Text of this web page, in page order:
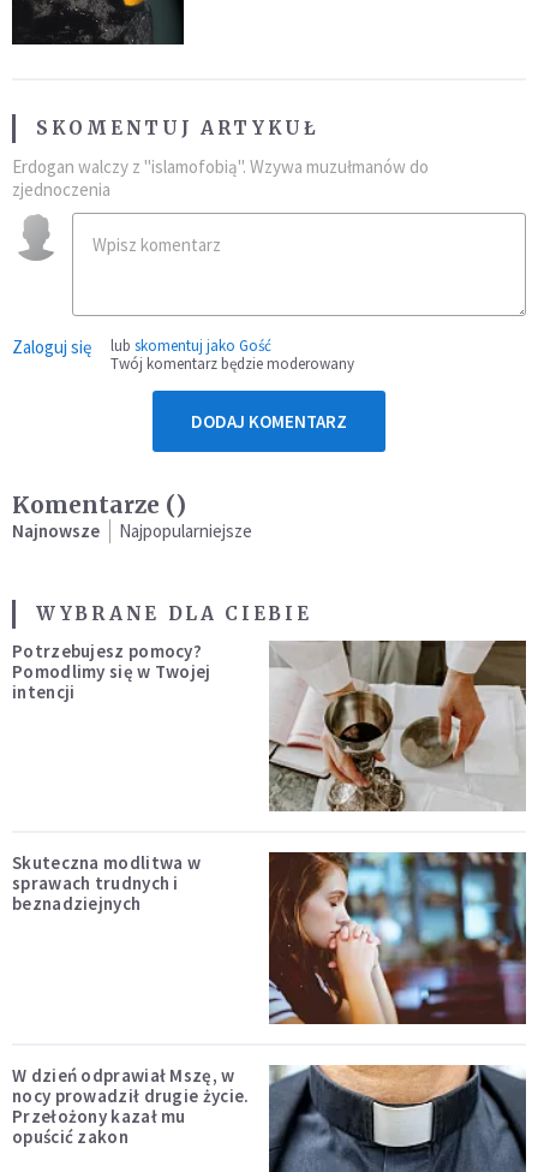
SKOMENTUJ ARTYKUŁ
Erdogan walczy z "islamofobią". Wzywa muzułmanów do
zjednoczenia
Zaloguj się lub skomentuj jako Gość
Twój komentarz będzie moderowany
DODAJ KOMENTARZ
Komentarze ()
Najnowsze Najpopularniejsze
WYBRANE DLA CIEBIE
Potrzebujesz pomocy?
Pomodlimy się w Twojej
intencji
Skuteczna modlitwa w
sprawach trudnych i
beznadziejnych
W dzień odprawiał Mszę, w
nocy prowadził drugie życie.
Przełożony kazał mu
opuścić zakon